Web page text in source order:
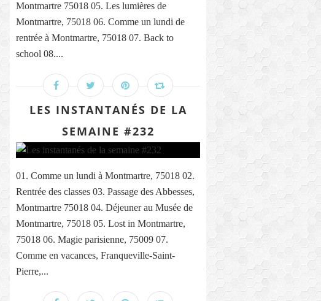
Montmartre 75018 05. Les lumières de
Montmartre, 75018 06. Comme un lundi de
rentrée à Montmartre, 75018 07. Back to
school 08....
LES INSTANTANÉS DE LA
SEMAINE #232
01. Comme un lundi à Montmartre, 75018 02.
Rentrée des classes 03. Passage des Abbesses,
Montmartre 75018 04. Déjeuner au Musée de
Montmartre, 75018 05. Lost in Montmartre,
75018 06. Magie parisienne, 75009 07.
Comme en vacances, Franqueville-Saint-
Pierre,...